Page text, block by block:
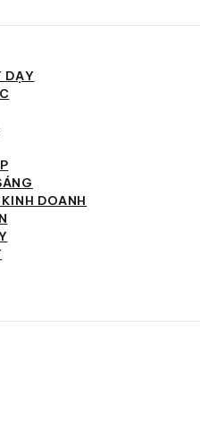
DẠY
DOANH